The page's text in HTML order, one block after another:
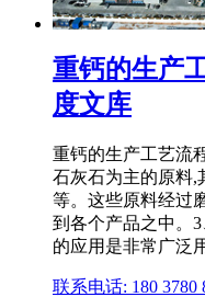
重钙的生产
度文库
重钙的生产工艺流
石灰石为主的原料,
等。这些原料经过
到各个产品之中。
的应用是非常广泛
联系电话: 180 3780